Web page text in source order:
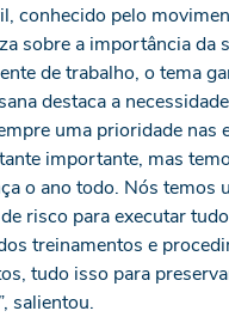
conhecido pelo
sobre a importância da
de trabalho, o tema
destaca a
uma prioridade nas
importante, mas
o ano todo. Nós temos
risco para executar
treinamentos e
tudo isso para
salientou.